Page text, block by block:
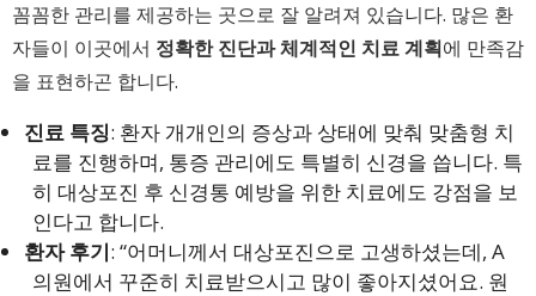
꼼꼼한 관리를 제공하는 곳으로 잘 알려져 있습니다. 많은 환
자들이 이곳에서 정확한 진단과 체계적인 치료 계획에 만족감
을 표현하곤 합니다.
진료 특징: 환자 개개인의 증상과 상태에 맞춰 맞춤형 치
료를 진행하며, 통증 관리에도 특별히 신경을 씁니다. 특
히 대상포진 후 신경통 예방을 위한 치료에도 강점을 보
인다고 합니다.
환자 후기: “어머니께서 대상포진으로 고생하셨는데, A
의원에서 꾸준히 치료받으시고 많이 좋아지셨어요. 원